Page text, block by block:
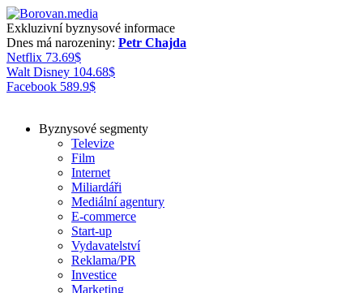
Exkluzivní byznysové informace
Dnes má narozeniny: Petr Chajda
Netflix 73.69$
Walt Disney 104.68$
Facebook 589.9$
Byznysové segmenty
Televize
Film
Internet
Miliardáři
Mediální agentury
E-commerce
Start-up
Vydavatelství
Reklama/PR
Investice
Marketing